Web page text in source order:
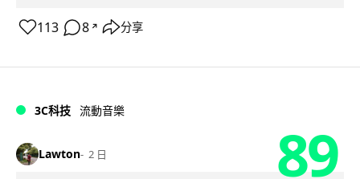
113 8 ↗ 分享
3C科技 流動音樂
Lawton 2 日 89